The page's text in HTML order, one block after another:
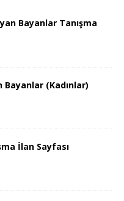
Bayanlar Tanışma
(Kadınlar)
İlan Sayfası